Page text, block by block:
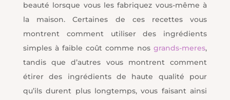
beauté lorsque vous les fabriquez vous-même à
la maison. Certaines de ces recettes vous
montrent comment utiliser des ingrédients
simples à faible coût comme nosgrands-meres,
tandis que d’autres vous montrent comment
étirer des ingrédients de haute qualité pour
qu’ils durent plus longtemps, vous faisant ainsi